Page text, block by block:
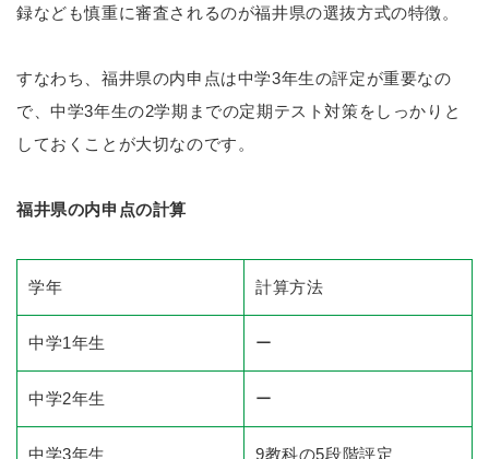
録なども慎重に審査されるのが福井県の選抜方式の特徴。
すなわち、福井県の内申点は中学3年生の評定が重要なの
で、中学3年生の2学期までの定期テスト対策をしっかりと
しておくことが大切なのです。
福井県の内申点の計算
学年 計算方法
中学1年生 ー
中学2年生 ー
中学3年生 9教科の5段階評定